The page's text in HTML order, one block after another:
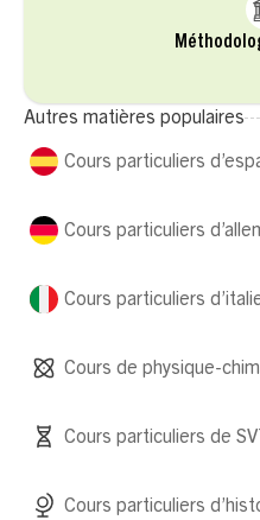
Autres matières populaires
Cours particuliers
Cours particuliers
Cours particuliers
Cours particuliers
Cours de physique-
Cours particuliers de